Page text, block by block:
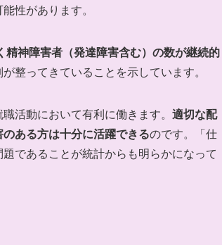
性があります。
精神障害者（発達障害含む）の数が継続的
整ってきていることを示しています。
活動において有利に働きます。 適切な配
ある方は十分に活躍できるのです。「仕
であることが統計からも明らかになって